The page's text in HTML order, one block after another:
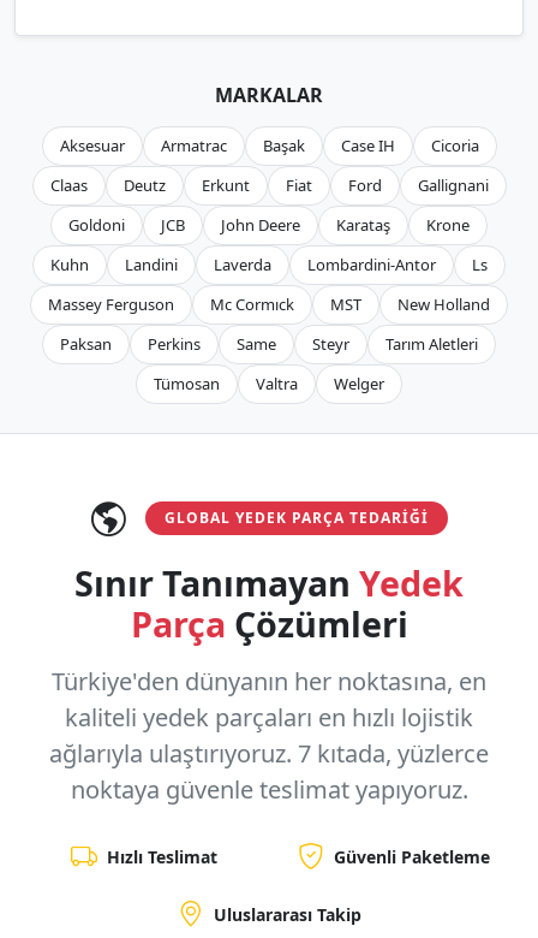
MARKALAR
Aksesuar Armatrac Başak Case IH
Cicoria
Claas
Deutz Erkunt Fiat Ford
Gallignani
Goldoni
JCB John Deere Karataş
Krone
Kuhn
Landini Laverda Lombardini-Antor
Ls
Massey Ferguson
Mc Cormıck MST
New Holland
Paksan
Perkins Same Steyr
Tarım Aletleri
Tümosan
Valtra Welger
GLOBAL YEDEK PARÇA TEDARIĞI
Sınır Tanımayan Yedek
Parça Çözümleri
Türkiye'den dünyanın her noktasına, en
kaliteli yedek parçaları en hızlı lojistik
ağlarıyla ulaştırıyoruz. 7 kıtada, yüzlerce
noktaya güvenle teslimat yapıyoruz.
Hızlı Teslimat Güvenli Paketleme
Uluslararası Takip